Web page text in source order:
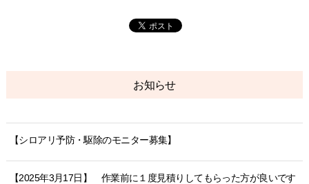
お知らせ
【シロアリ予防・駆除のモニター募集】
【2025年3月17日】 作業前に１度見積りしてもらった方が良いです